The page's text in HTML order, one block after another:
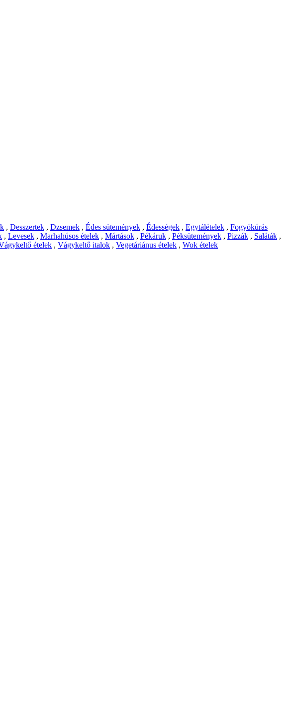
, Desszertek , Dzsemek , Édes sütemények , Édességek , Egytálételek , Fogyókúrás
, Levesek , Marhahúsos ételek , Mártások , Pékáruk , Péksütemények , Pizzák , Saláták ,
ételek , Vágykeltő italok , Vegetáriánus ételek , Wok ételek